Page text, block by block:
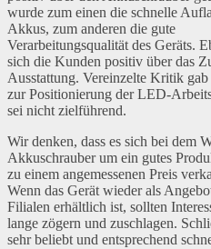
wurde zum einen die schnelle
Akkus, zum anderen die gute
Verarbeitungsqualität des Geräts.
sich die Kunden positiv über das
Ausstattung. Vereinzelte Kritik
zur Positionierung der LED-
sei nicht zielführend.
Wir denken, dass es sich bei dem
Akkuschrauber um ein gutes
zu einem angemessenen Preis
Wenn das Gerät wieder als
Filialen erhältlich ist, sollten
lange zögern und zuschlagen.
sehr beliebt und entsprechend